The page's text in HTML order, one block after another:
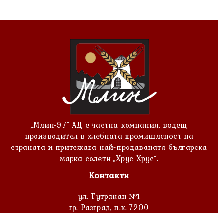
„Млин-97” АД е частна компания, водещ
производител в хлебната промишленост на
страната и притежава най-продаваната българска
марка солети „Хрус-Хрус“.
Контакти
ул. Тутракан №1
гр. Разград, п.к. 7200